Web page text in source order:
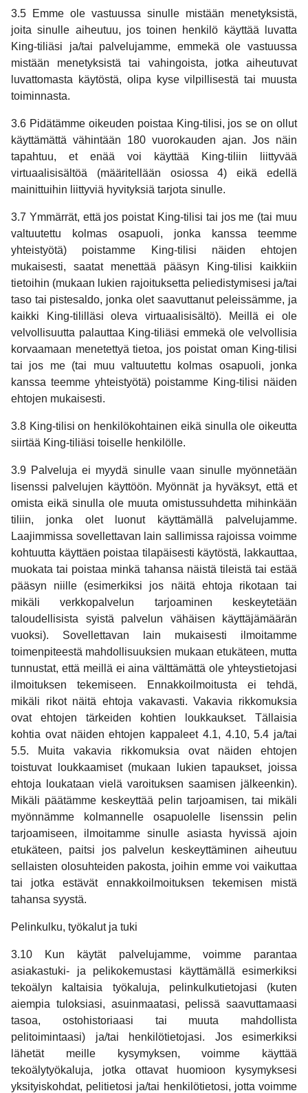
3.5 Emme ole vastuussa sinulle mistään menetyksistä,
joita sinulle aiheutuu, jos toinen henkilö käyttää luvatta
King-tiliäsi ja/tai palvelujamme, emmekä ole vastuussa
mistään menetyksistä tai vahingoista, jotka aiheutuvat
luvattomasta käytöstä, olipa kyse vilpillisestä tai muusta
toiminnasta.
3.6 Pidätämme oikeuden poistaa King-tilisi, jos se on ollut
käyttämättä vähintään 180 vuorokauden ajan. Jos näin
tapahtuu, et enää voi käyttää King-tiliin liittyvää
virtuaalisisältöä (määritellään osiossa 4) eikä edellä
mainittuihin liittyviä hyvityksiä tarjota sinulle.
3.7 Ymmärrät, että jos poistat King-tilisi tai jos me (tai muu
valtuutettu kolmas osapuoli, jonka kanssa teemme
yhteistyötä) poistamme King-tilisi näiden ehtojen
mukaisesti, saatat menettää pääsyn King-tilisi kaikkiin
tietoihin (mukaan lukien rajoituksetta peliedistymisesi ja/tai
taso tai pistesaldo, jonka olet saavuttanut peleissämme, ja
kaikki King-tililläsi oleva virtuaalisisältö). Meillä ei ole
velvollisuutta palauttaa King-tiliäsi emmekä ole velvollisia
korvaamaan menetettyä tietoa, jos poistat oman King-tilisi
tai jos me (tai muu valtuutettu kolmas osapuoli, jonka
kanssa teemme yhteistyötä) poistamme King-tilisi näiden
ehtojen mukaisesti.
3.8 King-tilisi on henkilökohtainen eikä sinulla ole oikeutta
siirtää King-tiliäsi toiselle henkilölle.
3.9 Palveluja ei myydä sinulle vaan sinulle myönnetään
lisenssi palvelujen käyttöön. Myönnät ja hyväksyt, että et
omista eikä sinulla ole muuta omistussuhdetta mihinkään
tiliin, jonka olet luonut käyttämällä palvelujamme.
Laajimmissa sovellettavan lain sallimissa rajoissa voimme
kohtuutta käyttäen poistaa tilapäisesti käytöstä, lakkauttaa,
muokata tai poistaa minkä tahansa näistä tileistä tai estää
pääsyn niille (esimerkiksi jos näitä ehtoja rikotaan tai
mikäli verkkopalvelun tarjoaminen keskeytetään
taloudellisista syistä palvelun vähäisen käyttäjämäärän
vuoksi). Sovellettavan lain mukaisesti ilmoitamme
toimenpiteestä mahdollisuuksien mukaan etukäteen, mutta
tunnustat, että meillä ei aina välttämättä ole yhteystietojasi
ilmoituksen tekemiseen. Ennakkoilmoitusta ei tehdä,
mikäli rikot näitä ehtoja vakavasti. Vakavia rikkomuksia
ovat ehtojen tärkeiden kohtien loukkaukset. Tällaisia
kohtia ovat näiden ehtojen kappaleet 4.1, 4.10, 5.4 ja/tai
5.5. Muita vakavia rikkomuksia ovat näiden ehtojen
toistuvat loukkaamiset (mukaan lukien tapaukset, joissa
ehtoja loukataan vielä varoituksen saamisen jälkeenkin).
Mikäli päätämme keskeyttää pelin tarjoamisen, tai mikäli
myönnämme kolmannelle osapuolelle lisenssin pelin
tarjoamiseen, ilmoitamme sinulle asiasta hyvissä ajoin
etukäteen, paitsi jos palvelun keskeyttäminen aiheutuu
sellaisten olosuhteiden pakosta, joihin emme voi vaikuttaa
tai jotka estävät ennakkoilmoituksen tekemisen mistä
tahansa syystä.
Pelinkulku, työkalut ja tuki
3.10 Kun käytät palvelujamme, voimme parantaa
asiakastuki- ja pelikokemustasi käyttämällä esimerkiksi
tekoälyn kaltaisia työkaluja, pelinkulkutietojasi (kuten
aiempia tuloksiasi, asuinmaatasi, pelissä saavuttamaasi
tasoa, ostohistoriaasi tai muuta mahdollista
pelitoimintaasi) ja/tai henkilötietojasi. Jos esimerkiksi
lähetät meille kysymyksen, voimme käyttää
tekoälytyökaluja, jotka ottavat huomioon kysymyksesi
yksityiskohdat, pelitietosi ja/tai henkilötietosi, jotta voimme